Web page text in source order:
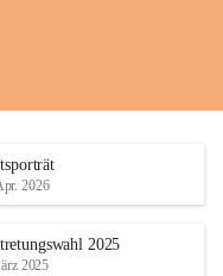
2026
2025
2025